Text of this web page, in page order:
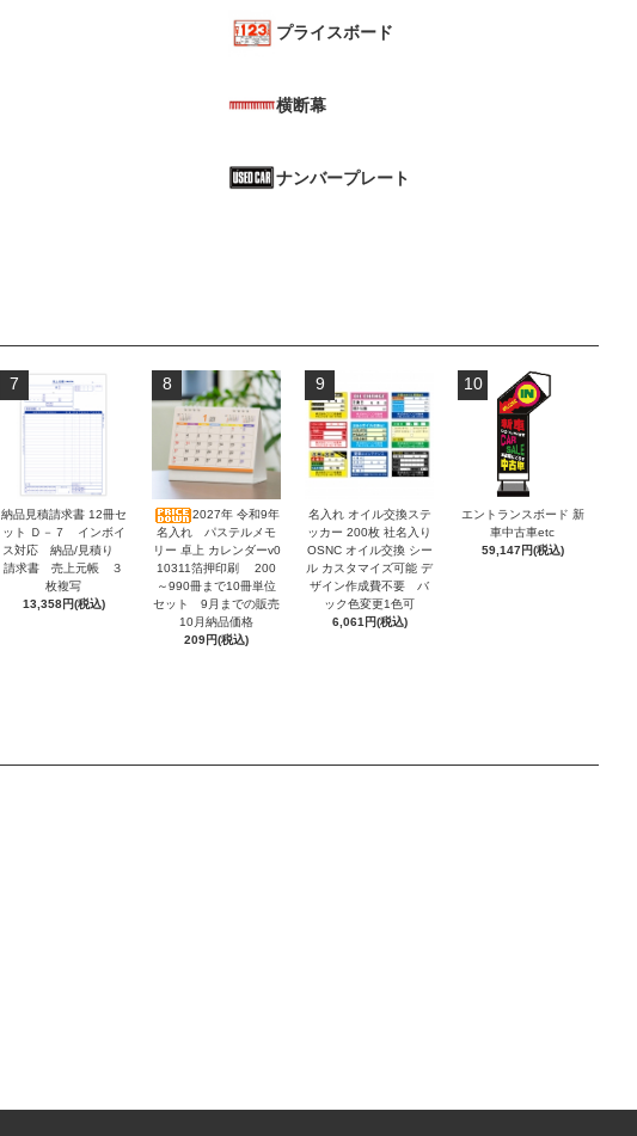
プライスボード
横断幕
ナンバープレート
7
納品見積請求書 12冊セ
ット Ｄ－７ インボイ
ス対応 納品/見積り
請求書 売上元帳 ３
枚複写
13,358円(税込)
8
2027年 令和9年
名入れ パステルメモ
リー 卓上 カレンダーv0
10311箔押印刷 200
～990冊まで10冊単位
セット 9月までの販売
10月納品価格
209円(税込)
9
名入れ オイル交換ステ
ッカー 200枚 社名入り
OSNC オイル交換 シー
ル カスタマイズ可能 デ
ザイン作成費不要 バ
ック色変更1色可
6,061円(税込)
10
エントランスボード 新
車中古車etc
59,147円(税込)